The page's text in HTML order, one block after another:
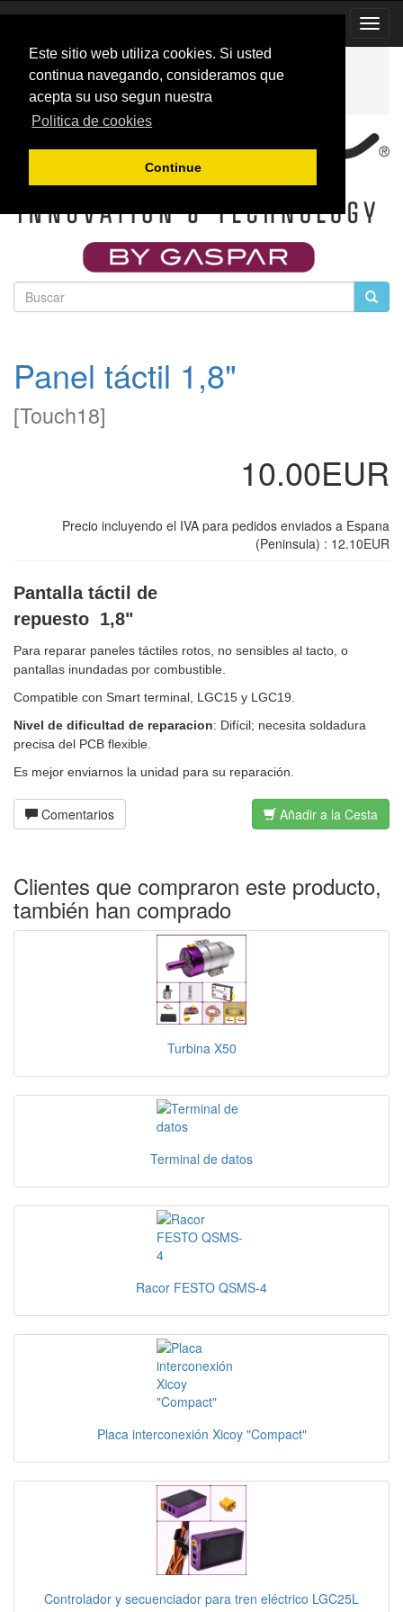
Este sitio web utiliza cookies. Si usted
continua navegando, consideramos que
acepta su uso segun nuestra
Politica de cookies
Continue
INICIO
Catálogo
Accesorios para turborreactores
Electronica para turbinas
Accesorios FADEC
Touch18
Panel táctil 1,8"
[Touch18]
10.00EUR
Precio incluyendo el IVA para pedidos enviados a Espana
(Peninsula) : 12.10EUR
Pantalla táctil de
repuesto 1,8"
Para reparar paneles táctiles rotos, no sensibles al tacto, o
pantallas inundadas por combustible.
Compatible con Smart terminal, LGC15 y LGC19.
Nivel de dificultad de reparacion: Difícil; necesita soldadura
precisa del PCB flexible.
Es mejor enviarnos la unidad para su reparación.
Comentarios Añadir a la Cesta
Clientes que compraron este producto,
también han comprado
Turbina X50
Terminal de datos
Racor FESTO QSMS-4
Placa interconexión Xicoy "Compact"
Controlador y secuenciador para tren eléctrico LGC25L